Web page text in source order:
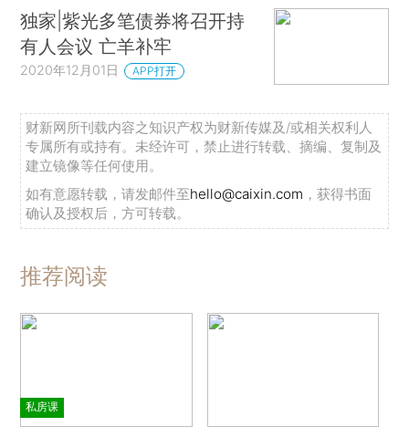
独家|紫光多笔债券将召开持
有人会议 亡羊补牢
2020年12月01日 APP打开
财新网所刊载内容之知识产权为财新传媒及/或相关权利人
专属所有或持有。未经许可，禁止进行转载、摘编、复制及
建立镜像等任何使用。
如有意愿转载，请发邮件至hello@caixin.com ，获得书面
确认及授权后，方可转载。
推荐阅读
私房课